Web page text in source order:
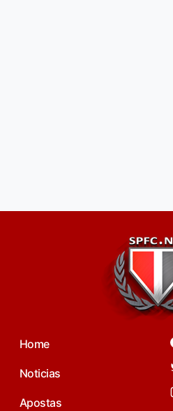
Home
Noticias
Apostas